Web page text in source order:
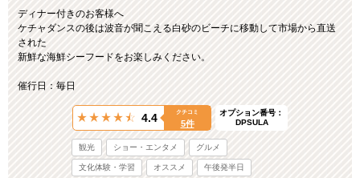
ディナー付きのお客様へ
ケチャダンスの後は波音が聞こえる白砂のビーチに移動して市場から直送
された
新鮮な海鮮シーフードをお楽しみください。
催行日：毎日
4.4 クチコミ
5件
オプション番号：
DPSULA
観光 ショー・エンタメ グルメ
文化体験・学習 オススメ 午後発半日